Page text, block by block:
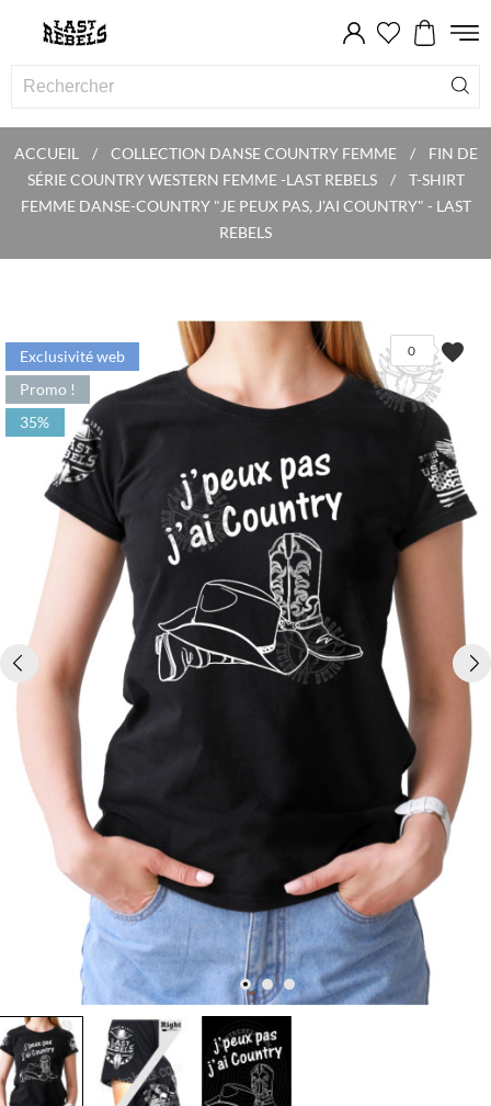
ACCUEIL COLLECTION DANSE COUNTRY FEMME
FIN DE
SÉRIE COUNTRY WESTERN FEMME -LAST REBELS
T-SHIRT
FEMME DANSE-COUNTRY "JE PEUX PAS, J'AI COUNTRY" - LAST
REBELS
favorite
0
Exclusivité web
Promo !
35%